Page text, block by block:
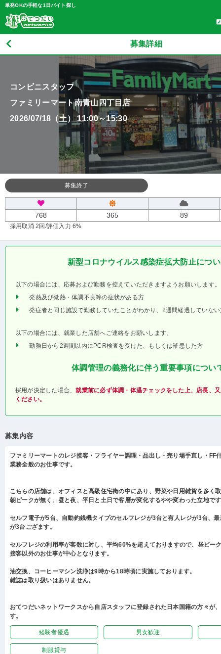
単発OKの手軽な1日バイト探し
募集詳細
コンビニスタッフ
ファミリーマート南青山四丁目店
2026/07/18（土） 11:00～15:30
募集終了
768 365 89
採用取消 2回 /評価入力 6%
新型コロナウイルス感染症拡大防止につ
以下の場合には、応募および勤務を控えていただきますようお願いします。
発熱及び微熱・体調不良等の症状がある方
発症者と同じ施設で勤務していたことがわかり、2週間経過していな
以下の場合には、就業した店舗へご連絡をお願いします。
勤務日から2週間以内にPCR検査を受けた、もしくは罹患した方
体調管理の義務化に伴う重要事項につい
採用が決定した場合、就業前に必ず体調・体温チェックをした上、店長、
ください。
募集内容
ファミリーマートのレジ接客・フライヤー調理・品出し・売り場手直し・FF
業務全般のお仕事です。
こちらの店舗は、オフィスと高級住宅街の中にあり、野菜や日用雑貨を多く
朝ピークが無く、昼と夜、平日と土日で客層が変化するやや変わった立地で
セルフ電子が5台、自動釣銭機タイプのセルフレジが3台と有人レジが3台、
が3台ござます。
セルフレジの利用率が客数に対し、平均60%を超えておりますので、昼ピー
接客以外のお仕事が中心となります。
油交換、コーヒーマシン洗浄は9時から18時頃に実施しております。
雑誌は取り扱いはありません。
おてつだいネットワークスから自店スタッフに登録された日本国籍の方々が
す。
経験者優遇 男女歓迎
制服貸与